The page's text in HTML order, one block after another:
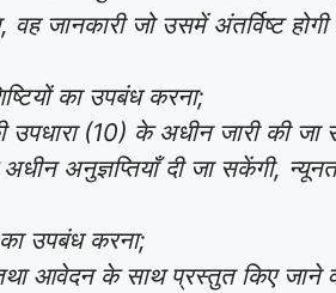
जो उसमें अंतर्विष्ट होगी
का उपबंध करना;
उपधारा (10) के अधीन जारी की जा
अनुज्ञप्तियाँ दी जा सकेंगी,
का उपबंध करना;
आवेदन के साथ प्रस्तुत किए जाने